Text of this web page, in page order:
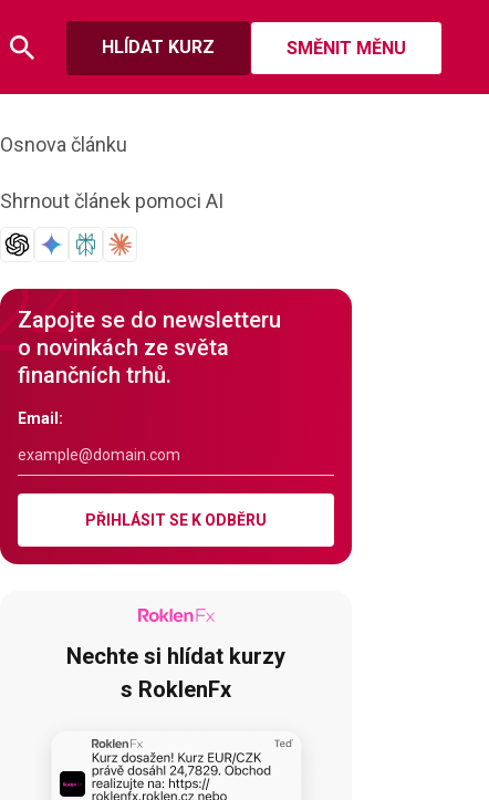
HLÍDAT KURZ SMĚNIT MĚNU
Osnova článku
Shrnout článek pomoci AI
Zapojte se do newsletteru
o novinkách ze světa
finančních trhů.
Email:
PŘIHLÁSIT SE K ODBĚRU
Nechte si hlídat kurzy
s RoklenFx